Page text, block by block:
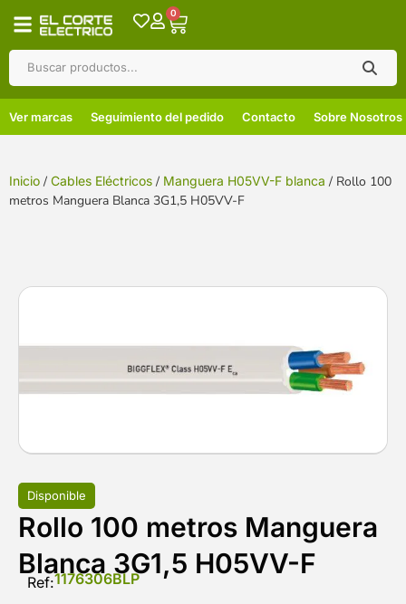
0
Ver marcas Seguimiento del pedido Contacto Sobre Nosotros
Inicio / Cables Eléctricos / Manguera H05VV-F blanca / Rollo 100
metros Manguera Blanca 3G1,5 H05VV-F
Disponible
Rollo 100 metros Manguera
Blanca 3G1,5 H05VV-F
Ref:1176306BLP